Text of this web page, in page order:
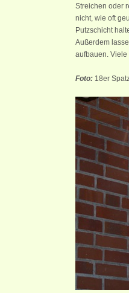
Streichen oder
nicht, wie oft
Putzschicht
Außerdem
aufbauen. Viele
Foto: 18er